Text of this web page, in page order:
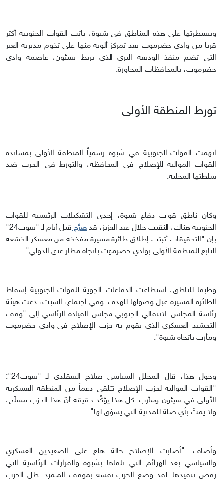
وبسيطرتها على هذه المناطق في شبوة، باتت القوات الجنوبية أكثر
قربا من وادي حضرموت بعد تمركز ألوية منها على تخوم مديرية العبر
التي تضم منفذ الوديعة البري الذي يربط سيئون، عاصمة وادي
حضرموت، بالمحافظات المجاورة.
تورط المنطقة الأولى
اتهمت القوات الجنوبية في شبوة رسمياً المنطقة الأولى بمساندة
القوات الموالية للإصلاح في المحافظة، والتورط في الحرب ضد
سلطتها المحلية.
وكان ناطق قوات دفاع شبوة، إحدى التشكيلات الرئيسية للقوات
الجنوبية هناك، النقيب جلال عبد العزيز، قد صرَّح
قبل أيام لـ "سوث24"
بإن "التحقيقات أثبتت إطلاق طائرة مسيرة مفخخة من معسكر الخشعة
التابع للمنطقة الأولى بوادي حضرموت باتجاه مطار عتق الدولي".
وطبقا للناطق، استطاعت الدفاعات الجوية للقوات الجنوبية إسقاط
الطائرة المسيرة قبل وصولها للهدف. وفي اجتماع، السبت، دعت هيئة
رئاسة المجلس الانتقالي الجنوبي مجلس القيادة الرئاسي إلى "وقف
التحشيد العسكري الذي يقوم به حزب الإصلاح في وادي حضرموت
ومأرب باتجاه شبوة".
وحول هذا، قال المحلل السياسي صلاح السقلدي لـ "سوث24":
"القوات الموالية لحزب الإصلاح تتلقى دعماً من المنطقة العسكرية
الأولى في سيئون ومأرب. كل هذا يؤكَّد حقيقة أنّ هذا الحزب مسلّح،
ولا يمتّ بأي صلة للمدنية التي يسوّق لها".
وأضاف: "أصابت الإصلاح حالة هلع على الصعيدين العسكري
والسياسي بعد الهزائم التي تلقاها بشبوة والقرارات الرئاسية التي
رفض تنفيذها. لقد وضع الحزب نفسه بموقف المتمرد. ظل الحزب